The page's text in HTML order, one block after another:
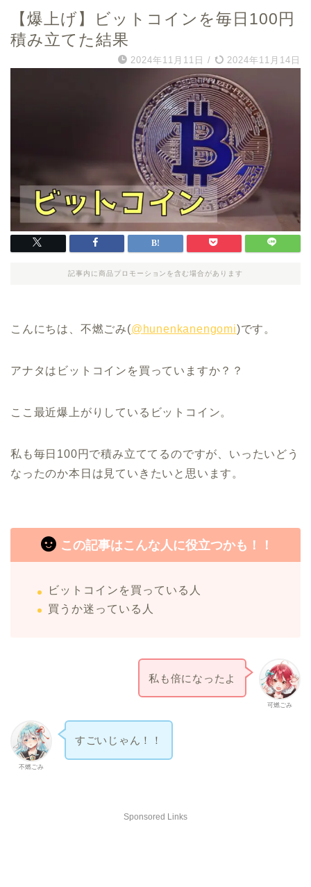
【爆上げ】ビットコインを毎日100円
積み立てた結果
2024年11月11日 / 2024年11月14日
記事内に商品プロモーションを含む場合があります
こんにちは、不燃ごみ(@hunenkanengomi)です。
アナタはビットコインを買っていますか？？
ここ最近爆上がりしているビットコイン。
私も毎日100円で積み立ててるのですが、いったいどう
なったのか本日は見ていきたいと思います。
この記事はこんな人に役立つかも！！
ビットコインを買っている人
買うか迷っている人
可燃ごみ
私も倍になったよ
不燃ごみ
すごいじゃん！！
Sponsored Links